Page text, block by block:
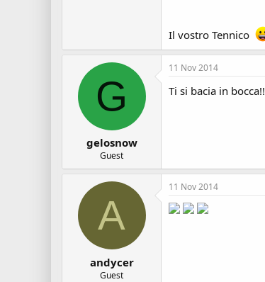
Il vostro Tennico
G
gelosnow
Guest
11 Nov 2014
Ti si bacia in bocca!!
A
andycer
Guest
11 Nov 2014